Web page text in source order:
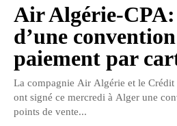
Air Algérie-
d’une
paiement par
La compagnie Air Algérie et le
ont signé ce mercredi à Alger une
points de vente...